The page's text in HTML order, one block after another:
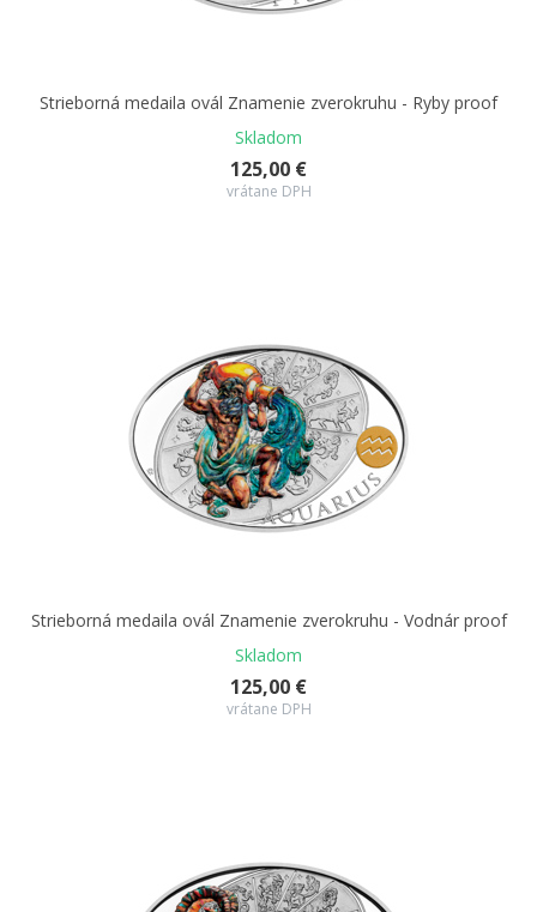
Strieborná medaila ovál Znamenie zverokruhu - Ryby proof
Skladom
125,00 €
vrátane DPH
Strieborná medaila ovál Znamenie zverokruhu - Vodnár proof
Skladom
125,00 €
vrátane DPH